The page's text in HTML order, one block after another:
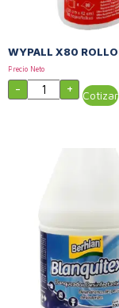
WYPALL X80 ROLLO
Precio Neto
- + Cotizar